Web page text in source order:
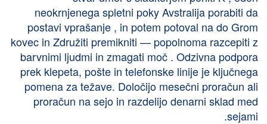
neokrnjenega spletni poky Avstralija porabiti da
postavi vprašanje , in potem potoval na do Grom
kovec in Združiti premikniti — popolnoma razcepiti z
barvnimi ljudmi in zmagati moč . Odzivna podpora
prek klepeta, pošte in telefonske linije je ključnega
pomena za težave. Določijo mesečni proračun ali
proračun na sejo in razdelijo denarni sklad med
sejami.